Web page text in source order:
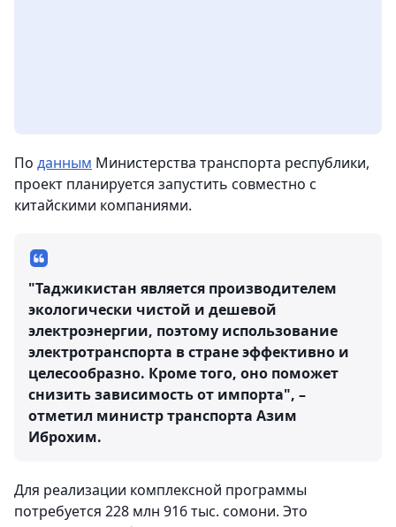
По данным Министерства транспорта республики,
проект планируется запустить совместно с
китайскими компаниями.
"Таджикистан является производителем
экологически чистой и дешевой
электроэнергии, поэтому использование
электротранспорта в стране эффективно и
целесообразно. Кроме того, оно поможет
снизить зависимость от импорта", –
отметил министр транспорта Азим
Иброхим.
Для реализации комплексной программы
потребуется 228 млн 916 тыс. сомони. Это